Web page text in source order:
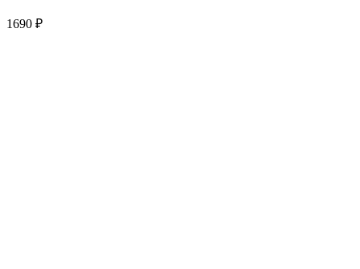
1690 ₽